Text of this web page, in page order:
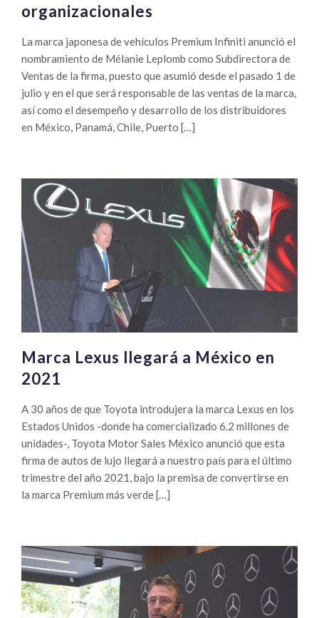
organizacionales
La marca japonesa de vehículos Premium Infiniti anunció el
nombramiento de Mélanie Leplomb como Subdirectora de
Ventas de la firma, puesto que asumió desde el pasado 1 de
julio y en el que será responsable de las ventas de la marca,
así como el desempeño y desarrollo de los distribuidores
en México, Panamá, Chile, Puerto […]
Marca Lexus llegará a México en
2021
A 30 años de que Toyota introdujera la marca Lexus en los
Estados Unidos -donde ha comercializado 6.2 millones de
unidades-, Toyota Motor Sales México anunció que esta
firma de autos de lujo llegará a nuestro país para el último
trimestre del año 2021, bajo la premisa de convertirse en
la marca Premium más verde […]